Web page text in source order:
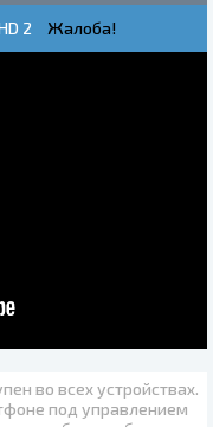
2 Жалоба!
во всех устройствах.
под управлением